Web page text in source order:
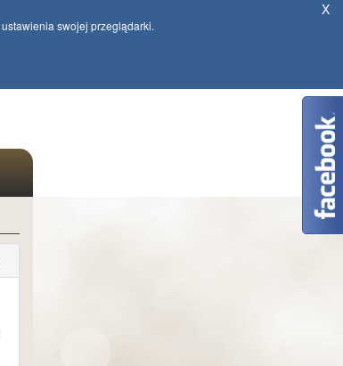
swojej przeglądarki.
X